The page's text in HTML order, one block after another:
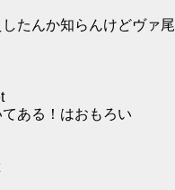
たんか知らんけどヴァ尾
ある！はおもろい